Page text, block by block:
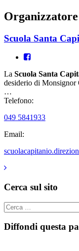
Organizzatore
Scuola Santa
La Scuola Santa
desiderio di Monsignor
…
Telefono:
049 5841933
Email:
Cerca sul sito
Cerca
per:
Diffondi questa